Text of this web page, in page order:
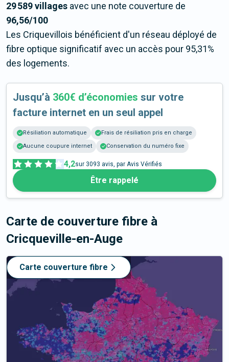
29 589 villages avec une note couverture de
96,56/100
Les Criquevillois bénéficient d'un réseau déployé de
fibre optique significatif avec un accès pour 95,31%
des logements.
Jusqu’à 360€ d’économies sur votre
facture internet en un seul appel
Résiliation automatique
Frais de résiliation pris en charge
Aucune coupure internet
Conservation du numéro fixe
4,2sur 3093 avis, par Avis Vérifiés
Être rappelé
Carte de couverture fibre à
Cricqueville-en-Auge
Carte couverture fibre